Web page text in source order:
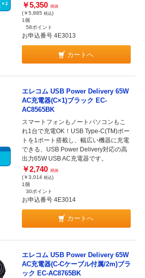
￥5,350 税抜
(￥5,885 税込)
1個
58ポイント
お申込番号 4E3013
カートへ
エレコム USB Power Delivery 65W
AC充電器(C×1)ブラック EC-
AC8565BK
スマートフォンもノートパソコンもこ
れ1台で充電OK！USB Type-C(TM)ポー
トを1ポート搭載し、幅広い機器に充電
できる、USB Power Delivery対応の高
出力65W USB AC充電器です。
￥2,740 税抜
(￥3,014 税込)
1個
30ポイント
お申込番号 4E3014
カートへ
エレコム USB Power Delivery 65W
AC充電器(C-Cケーブル付属/2m)ブラ
ック EC-AC8765BK